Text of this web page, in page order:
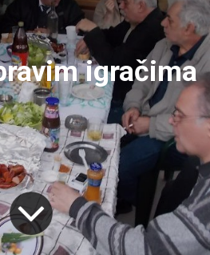
igračima